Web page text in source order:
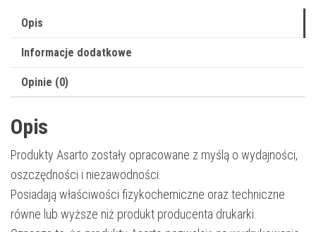
str.
yellow
Opis
Informacje dodatkowe
Opinie (0)
Opis
Produkty Asarto zostały opracowane z myślą o wydajności,
oszczędności i niezawodności.
Posiadają właściwości fizykochemiczne oraz techniczne
równe lub wyższe niż produkt producenta drukarki.